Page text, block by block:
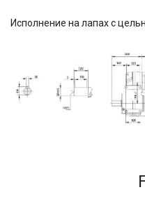
Исполнение на лапах с